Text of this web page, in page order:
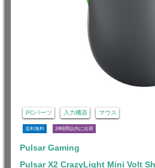
PCパーツ 入力機器 マウス
送料無料 24時間以内に出荷
Pulsar Gaming
Pulsar X2 CrazyLight Mini Volt